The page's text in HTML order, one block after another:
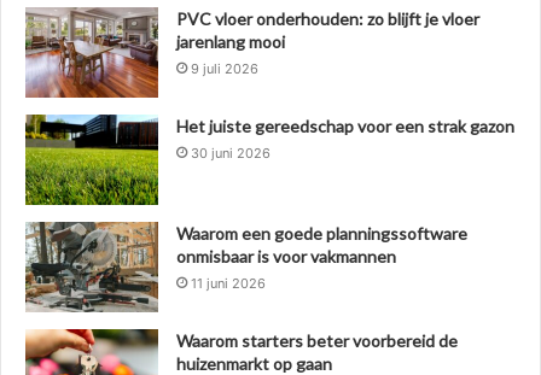
PVC vloer onderhouden: zo blijft je vloer
jarenlang mooi
9 juli 2026
Het juiste gereedschap voor een strak gazon
30 juni 2026
Waarom een goede planningssoftware
onmisbaar is voor vakmannen
11 juni 2026
Waarom starters beter voorbereid de
huizenmarkt op gaan